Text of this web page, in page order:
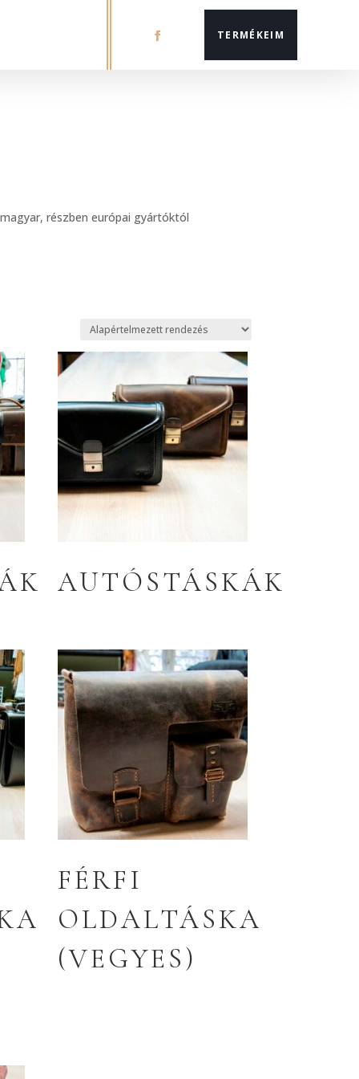
TERMÉKEIM
részben európai gyártóktól
AUTÓSTÁSKÁK
FÉRFI
OLDALTÁSKA
(VEGYES)